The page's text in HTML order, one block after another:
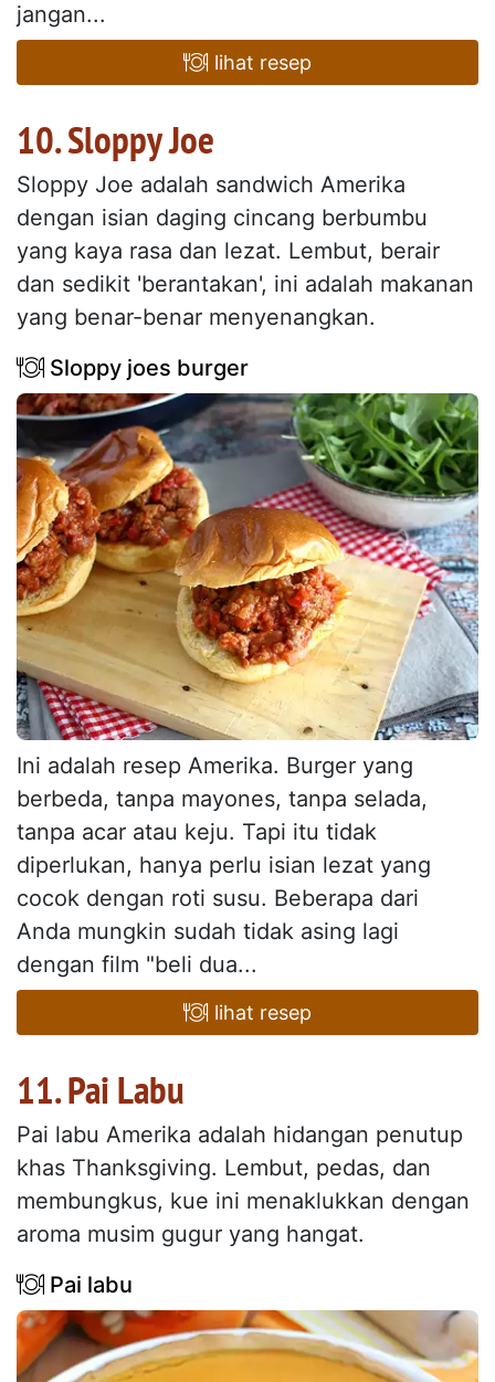
jangan...
lihat resep
10. Sloppy Joe
Sloppy Joe adalah sandwich Amerika
dengan isian daging cincang berbumbu
yang kaya rasa dan lezat. Lembut, berair
dan sedikit 'berantakan', ini adalah makanan
yang benar-benar menyenangkan.
Sloppy joes burger
Ini adalah resep Amerika. Burger yang
berbeda, tanpa mayones, tanpa selada,
tanpa acar atau keju. Tapi itu tidak
diperlukan, hanya perlu isian lezat yang
cocok dengan roti susu. Beberapa dari
Anda mungkin sudah tidak asing lagi
dengan film "beli dua...
lihat resep
11. Pai Labu
Pai labu Amerika adalah hidangan penutup
khas Thanksgiving. Lembut, pedas, dan
membungkus, kue ini menaklukkan dengan
aroma musim gugur yang hangat.
Pai labu